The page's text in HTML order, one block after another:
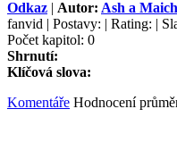
Odkaz | Autor: Ash a
fanvid | Postavy: | Rating: |
Počet kapitol: 0
Shrnutí:
Klíčová slova:
Komentáře Hodnocení